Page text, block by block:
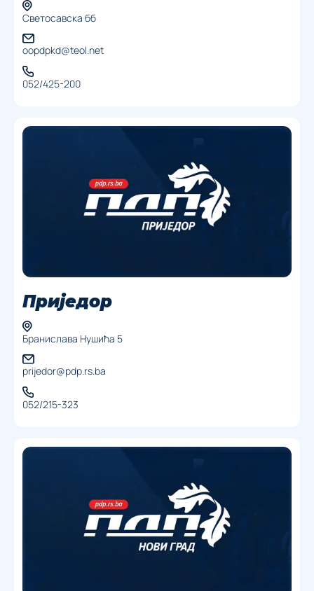
Светосавска бб
oopdpkd@teol.net
052/425-200
Приједор
Бранислава Нушића 5
prijedor@pdp.rs.ba
052/215-323